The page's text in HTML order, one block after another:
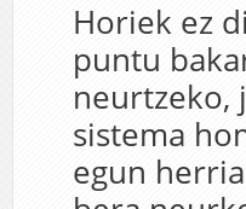
Horiek ez
puntu
neurtzeko,
sistema
egun